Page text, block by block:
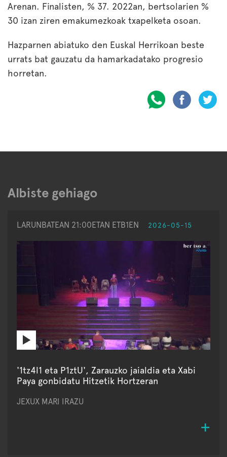
Arenan. Finalisten, % 37. 2022an, bertsolarien %
30 izan ziren emakumezkoak txapelketa osoan.
Hazparnen abiatuko den Euskal Herrikoan beste
urrats bat gauzatu da hamarkadatako progresio
horretan.
Albiste gehiago
LARUNBATEAN 21:00ETAN ETB1EN 2026-05-15
'1tz4l1 eta P1ztU', Zarauzko jaialdia eta Xabi
Paya gonbidatu Hitzetik Hortzeran
JEXUX MARI IRAZU